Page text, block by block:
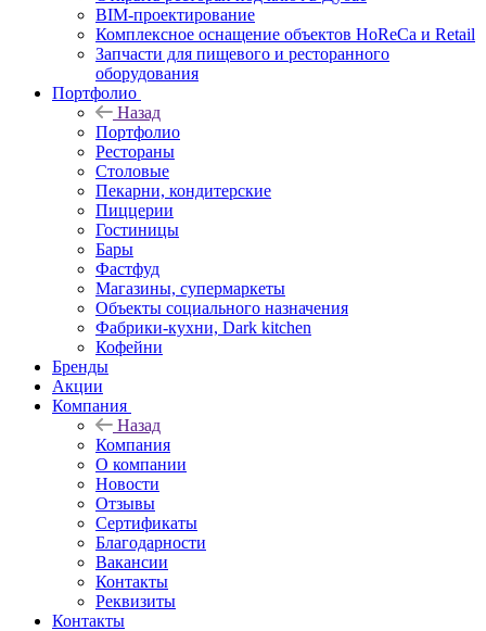
BIM-проектирование
Комплексное оснащение объектов HoReCa и Retail
Запчасти для пищевого и ресторанного
оборудования
Портфолио
Назад
Портфолио
Рестораны
Столовые
Пекарни, кондитерские
Пиццерии
Гостиницы
Бары
Фастфуд
Магазины, супермаркеты
Объекты социального назначения
Фабрики-кухни, Dark kitchen
Кофейни
Бренды
Акции
Компания
Назад
Компания
О компании
Новости
Отзывы
Сертификаты
Благодарности
Вакансии
Контакты
Реквизиты
Контакты